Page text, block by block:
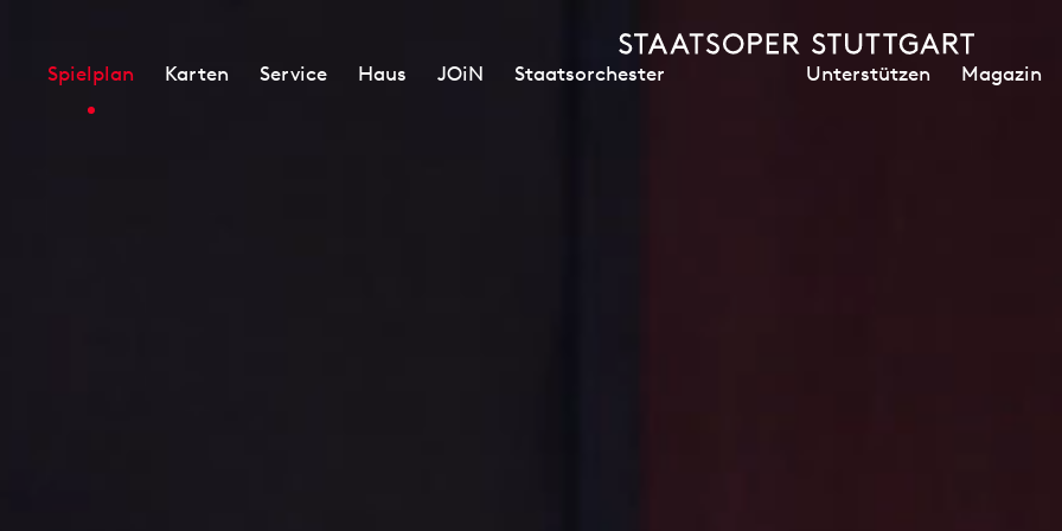
Spielplan Karten Service Haus JOiN Staatsorchester Unterstützen Magazin